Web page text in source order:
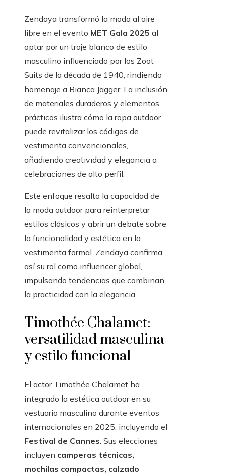
Zendaya transformó la moda al aire
libre en el evento MET Gala 2025 al
optar por un traje blanco de estilo
masculino influenciado por los Zoot
Suits de la década de 1940, rindiendo
homenaje a Bianca Jagger. La inclusión
de materiales duraderos y elementos
prácticos ilustra cómo la ropa outdoor
puede revitalizar los códigos de
vestimenta convencionales,
añadiendo creatividad y elegancia a
celebraciones de alto perfil.
Este enfoque resalta la capacidad de
la moda outdoor para reinterpretar
estilos clásicos y abrir un debate sobre
la funcionalidad y estética en la
vestimenta formal. Zendaya confirma
así su rol como influencer global,
impulsando tendencias que combinan
la practicidad con la elegancia.
Timothée Chalamet:
versatilidad masculina
y estilo funcional
El actor Timothée Chalamet ha
integrado la estética outdoor en su
vestuario masculino durante eventos
internacionales en 2025, incluyendo el
Festival de Cannes. Sus elecciones
incluyen camperas técnicas,
mochilas compactas, calzado